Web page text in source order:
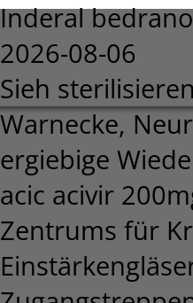
Inderal
2026-08-06
Sieh
Warnecke,
ergiebige
acic acivir
Zentrums für